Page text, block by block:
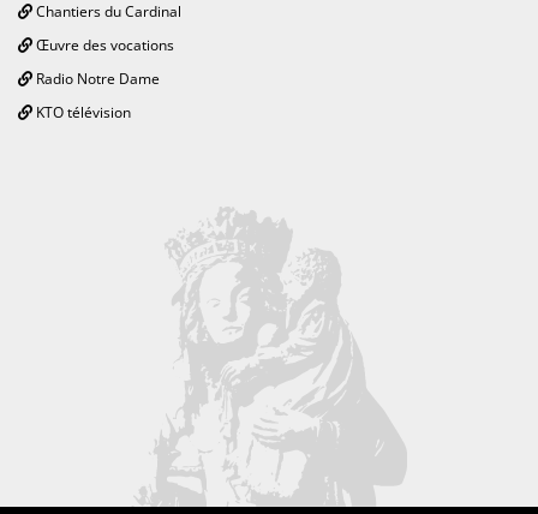
Chantiers du Cardinal
Œuvre des vocations
Radio Notre Dame
KTO télévision